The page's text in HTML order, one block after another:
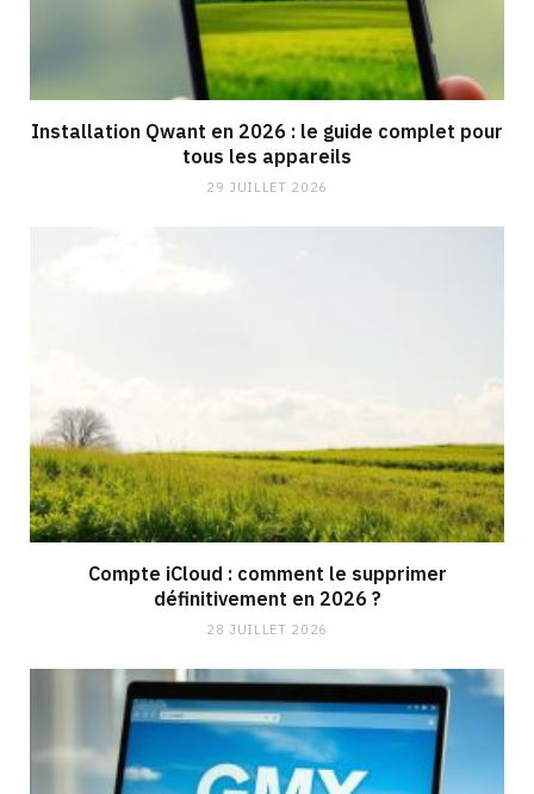
Installation Qwant en 2026 : le guide complet pour
tous les appareils
29 JUILLET 2026
Compte iCloud : comment le supprimer
définitivement en 2026 ?
28 JUILLET 2026